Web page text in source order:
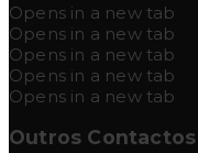
Opens in a new tab
Opens in a new tab
Opens in a new tab
Opens in a new tab
Opens in a new tab
Outros Contactos